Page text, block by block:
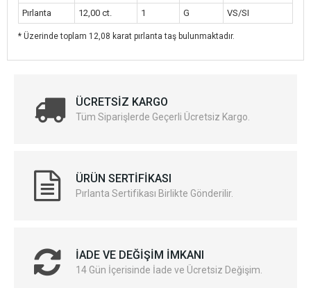
Pırlanta
12,00 ct. 1 G VS/SI
* Üzerinde toplam 12,08 karat pırlanta taş bulunmaktadır.
ÜCRETSIZ KARGO
Tüm Siparişlerde Geçerli Ücretsiz Kargo.
ÜRÜN SERTIFIKASI
Pırlanta Sertifikası Birlikte Gönderilir.
İADE VE DEĞIŞIM İMKANI
14 Gün İçerisinde İade ve Ücretsiz Değişim.